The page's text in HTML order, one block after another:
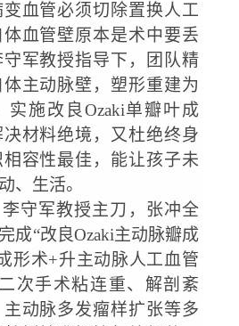
血管必须切除置换人工
血管壁原本是术中要丢
军教授指导下，团队精
主动脉壁，塑形重建为
实施改良Ozaki单瓣叶成
材料绝境，又杜绝终身
容性最佳，能让孩子未
、生活。
守军教授主刀，张冲全
成“改良Ozaki主动脉瓣成
形术+升主动脉人工血管
次手术粘连重、解剖紊
动脉多发瘤样扩张等多